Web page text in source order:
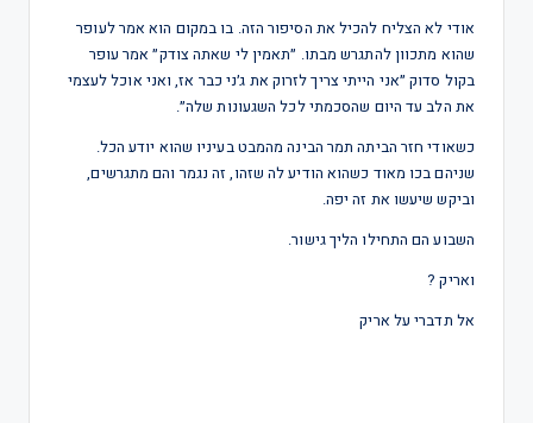
אודי לא הצליח להכיל את הסיפור הזה. בו במקום הוא אמר לעופר
שהוא מתכוון להתגרש מבתו. ״תאמין לי שאתה צודק״ אמר עופר
בקול סדוק ״אני הייתי צריך לזרוק את ג׳ני כבר אז, ואני אוכל לעצמי
את הלב עד היום שהסכמתי לכל השגעונות שלה״.
כשאודי חזר הביתה תמר הבינה מהמבט בעיניו שהוא יודע הכל.
שניהם בכו מאוד כשהוא הודיע לה שזהו, זה נגמר והם מתגרשים,
וביקש שיעשו את זה יפה.
השבוע הם התחילו הליך גישור.
ואריק ?
אל תדברי על אריק